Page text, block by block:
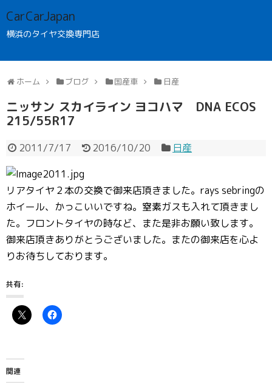
CarCarJapan
横浜のタイヤ交換専門店
ホーム ブログ 国産車 日産
ニッサン スカイライン ヨコハマ DNA ECOS
215/55R17
2011/7/17 2016/10/20 日産
リアタイヤ２本の交換で御来店頂きました。rays sebringの
ホイール、かっこいいですね。窒素ガスも入れて頂きまし
た。フロントタイヤの時など、また是非お願い致します。
御来店頂きありがとうございました。またの御来店を心よ
りお待ちしております。
共有:
関連